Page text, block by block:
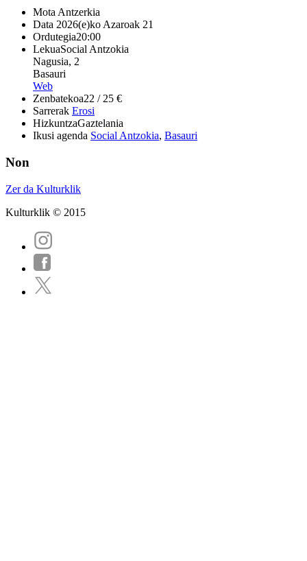
Mota Antzerkia
Data 2026(e)ko Azaroak 21
Ordutegia20:00
LekuaSocial Antzokia
Nagusia, 2
Basauri
Web
Zenbatekoa22 / 25 €
Sarrerak Erosi
HizkuntzaGaztelania
Ikusi agenda Social Antzokia, Basauri
Non
Zer da Kulturklik
Kulturklik © 2015